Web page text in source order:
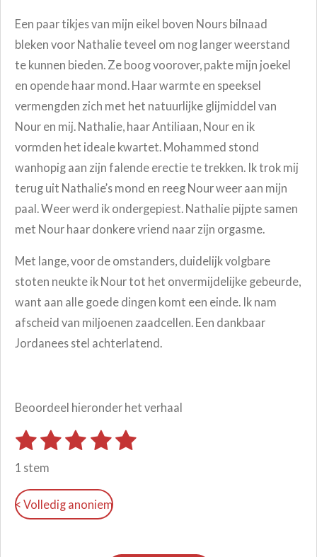
Een paar tikjes van mijn eikel boven Nours bilnaad
bleken voor Nathalie teveel om nog langer weerstand
te kunnen bieden. Ze boog voorover, pakte mijn joekel
en opende haar mond. Haar warmte en speeksel
vermengden zich met het natuurlijke glijmiddel van
Nour en mij. Nathalie, haar Antiliaan, Nour en ik
vormden het ideale kwartet. Mohammed stond
wanhopig aan zijn falende erectie te trekken. Ik trok mij
terug uit Nathalie’s mond en reeg Nour weer aan mijn
paal. Weer werd ik ondergepiest. Nathalie pijpte samen
met Nour haar donkere vriend naar zijn orgasme.
Met lange, voor de omstanders, duidelijk volgbare
stoten neukte ik Nour tot het onvermijdelijke gebeurde,
want aan alle goede dingen komt een einde. Ik nam
afscheid van miljoenen zaadcellen. Een dankbaar
Jordanees stel achterlatend.
Beoordeel hieronder het verhaal
R
i
n
1
s
t
e
2
s
t
e
3
t
e
4
t
e
5
S
1 stem
< Volledig anoniem